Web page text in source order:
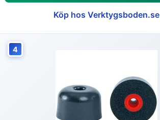
Köp hos Verktygsboden.se
4